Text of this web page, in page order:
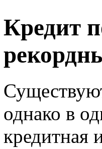
Кредит
однако в
кредитная